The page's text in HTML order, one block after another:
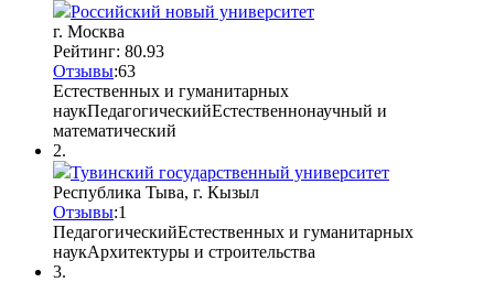
Российский новый университет
г. Москва
Рейтинг: 80.93
Отзывы:63
Естественных и гуманитарных
наукПедагогическийЕстественнонаучный и
математический
2.
Тувинский государственный университет
Республика Тыва, г. Кызыл
Отзывы:1
ПедагогическийЕстественных и гуманитарных
наукАрхитектуры и строительства
3.